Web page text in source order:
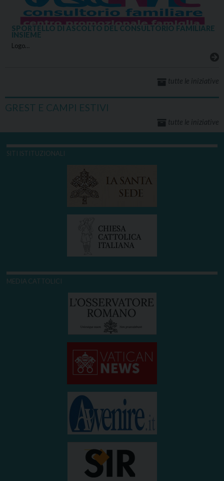
SPORTELLO DI ASCOLTO DEL CONSULTORIO FAMILIARE
INSIEME
Logo…
tutte le iniziative
GREST E CAMPI ESTIVI
tutte le iniziative
SITI ISTITUZIONALI
MEDIA CATTOLICI